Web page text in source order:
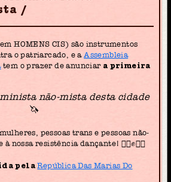
HOMENS CIS) são instrumentos
o patriarcado, e a Assembleia
tem o prazer de anunciar a primeira
não-mista desta cidade
🦄
pessoas trans e pessoas não-
nossa resistência dançante! ✊🏼✊✊🏿
pela República Das Marias Do